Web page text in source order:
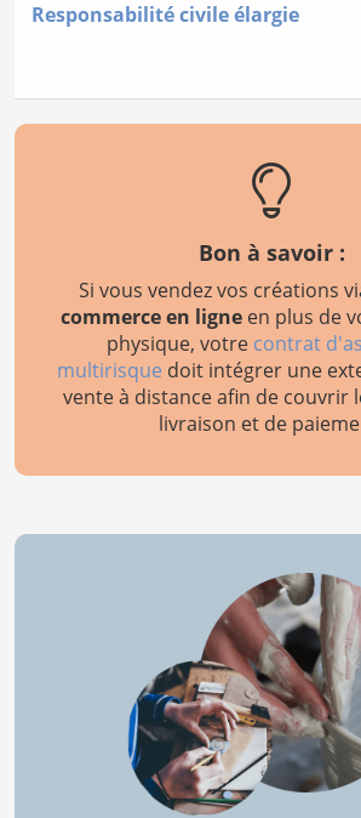
Responsabilité civile élargie
Bon à savoir :
Si vous vendez vos créations
commerce en ligneen plus de
physique, votre contrat
multirisque doit intégrer une
vente à distance afin de couvrir
livraison et de